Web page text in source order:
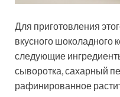
Для приготовления
вкусного шоколадного
следующие
сыворотка, сахарный
рафинированное